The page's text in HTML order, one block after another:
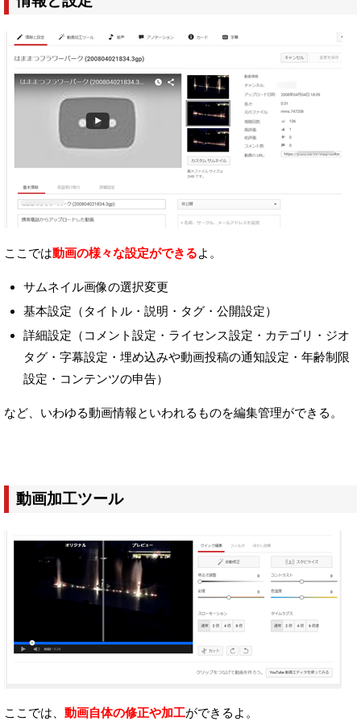
ここでは動画の様々な設定ができるよ。
サムネイル画像の選択変更
基本設定（タイトル・説明・タグ・公開設定）
詳細設定（コメント設定・ライセンス設定・カテゴリ・ジオ
タグ・字幕設定・埋め込みや動画投稿の通知設定・年齢制限
設定・コンテンツの申告）
など、いわゆる動画情報といわれるものを編集管理ができる。
動画加工ツール
ここでは、 動画自体の修正や加工ができるよ。